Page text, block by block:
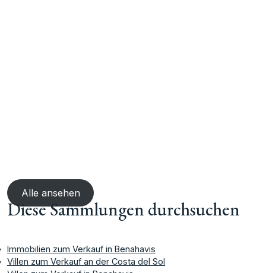
Alle ansehen
Diese Sammlungen durchsuchen
Immobilien zum Verkauf in Benahavis
Villen zum Verkauf an der Costa del Sol